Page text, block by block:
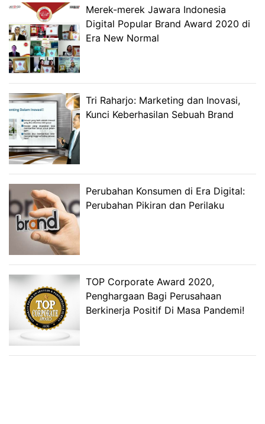
Merek-merek Jawara Indonesia
Digital Popular Brand Award 2020 di
Era New Normal
Tri Raharjo: Marketing dan Inovasi,
Kunci Keberhasilan Sebuah Brand
Perubahan Konsumen di Era Digital:
Perubahan Pikiran dan Perilaku
TOP Corporate Award 2020,
Penghargaan Bagi Perusahaan
Berkinerja Positif Di Masa Pandemi!